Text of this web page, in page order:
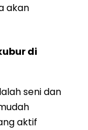
akan
di
seni dan
aktif